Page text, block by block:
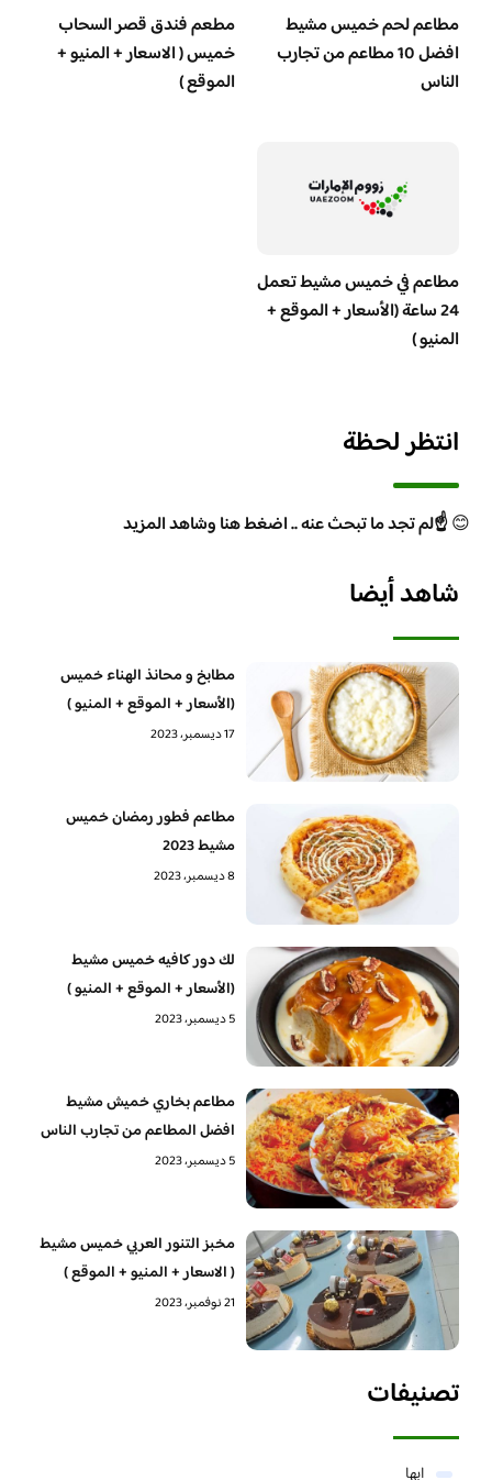
مطاعم لحم خميس مشيط
افضل 10 مطاعم من تجارب
الناس
مطعم فندق قصر السحاب
خميس ( الاسعار + المنيو +
الموقع )
مطاعم في خميس مشيط تعمل
24 ساعة (الأسعار + الموقع +
المنيو )
انتظر لحظة
😊☝️لم تجد ما تبحث عنه .. اضغط هنا وشاهد المزيد
شاهد أيضا
مطابخ و محانذ الهناء خميس
(الأسعار + الموقع + المنيو )
17 ديسمبر، 2023
مطاعم فطور رمضان خميس
مشيط 2023
8 ديسمبر، 2023
لك دور كافيه خميس مشيط
(الأسعار + الموقع + المنيو )
5 ديسمبر، 2023
مطاعم بخاري خميش مشيط
افضل المطاعم من تجارب الناس
5 ديسمبر، 2023
مخبز التنور العربي خميس مشيط
( الاسعار + المنيو + الموقع )
21 نوفمبر، 2023
تصنيفات
ابها